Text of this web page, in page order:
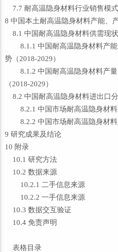
7.7 耐高温隐身材料行业销售模
8 中国本土耐高温隐身材料产能、
8.1 中国耐高温隐身材料供需现状
8.1.1 中国耐高温隐身材料产能
势（2018-2029）
8.1.2 中国耐高温隐身材料产量
（2018-2029）
8.2 中国耐高温隐身材料进出口
8.2.1 中国市场耐高温隐身材料
8.2.2 中国市场耐高温隐身材料
9 研究成果及结论
10 附录
10.1 研究方法
10.2 数据来源
10.2.1 二手信息来源
10.2.2 一手信息来源
10.3 数据交互验证
10.4 免责声明
表格目录